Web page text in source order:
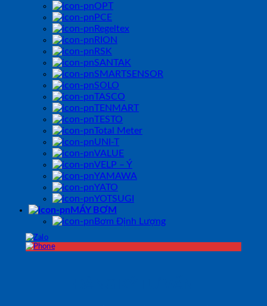
OPT
PCE
Regeltex
RION
RSK
SANTAK
SMARTSENSOR
SOLO
TASCO
TENMART
TESTO
Total Meter
UNI-T
VALUE
VELP – Ý
YAMAWA
YATO
YOTSUGI
MÁY BƠM
Bơm Định Lượng